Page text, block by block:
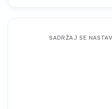
SADRŽAJ SE